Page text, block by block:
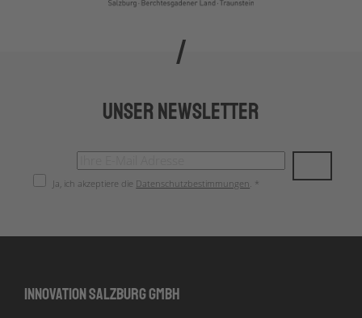
Unser Newsletter
Ja, ich akzeptiere die Datenschutzbestimmungen. *
Innovation Salzburg GmbH